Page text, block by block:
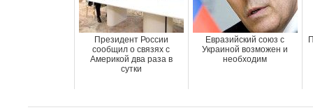
Президент России
сообщил о связях с
Америкой два раза в
сутки
Евразийский союз с
Украиной возможен и
необходим